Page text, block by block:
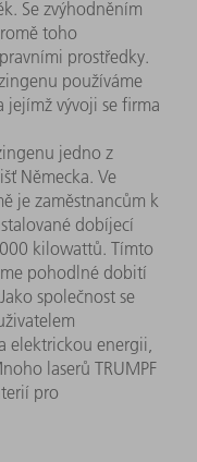
Se zvýhodněním
toho
prostředky.
používáme
jejímž vývoji se firma
jedno z
Německa. Ve
je zaměstnancům k
dobíjecí
kilowattů. Tímto
pohodlné dobití
společnost se
energii,
laserů TRUMPF
pro